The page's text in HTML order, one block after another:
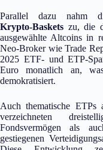
Parallel dazu
Krypto‑Baskets zu, die
ausgewählte Altcoins in
Neo‑Broker wie Trade
2025 ETF‑ und
Euro monatlich an,
demokratisiert.
Auch thematische ETPs
verzeichneten
Fondsvermögen als
gestiegenen